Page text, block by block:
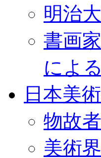
明治
書画
による
日本美
物故
美術